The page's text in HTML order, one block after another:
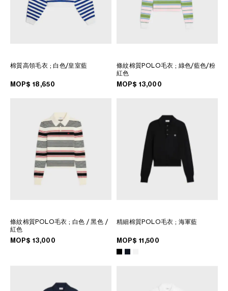
棉質高領毛衣 ; 白色/皇室藍
MOP$ 18,650
條紋棉質POLO毛衣 ; 綠色/藍色/粉
紅色
MOP$ 13,000
條紋棉質POLO毛衣 ; 白色 / 黑色 /
紅色
MOP$ 13,000
精細棉質POLO毛衣 ; 海軍藍
MOP$ 11,500